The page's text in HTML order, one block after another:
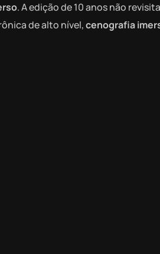
. A edição de 10 anos não
de alto nível,cenografia